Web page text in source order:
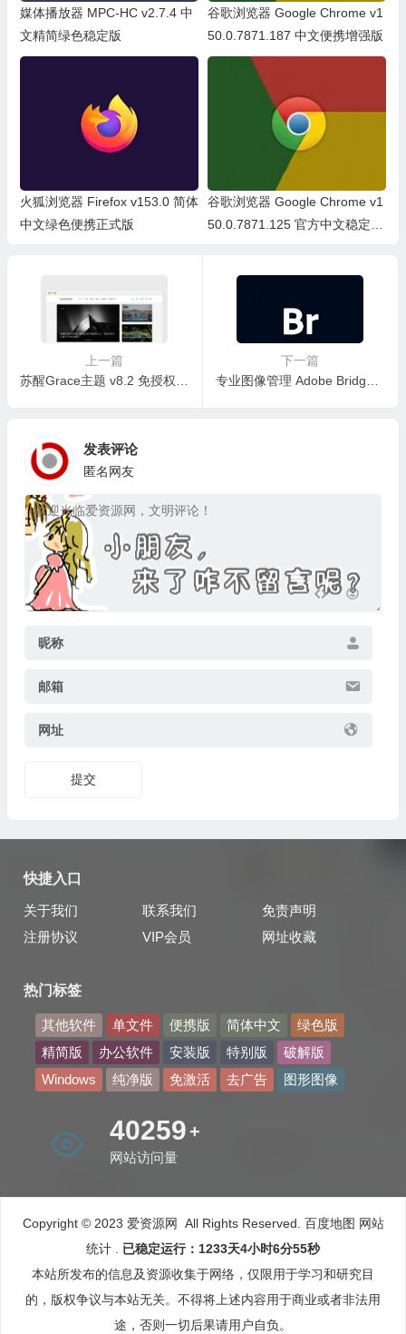
媒体播放器 MPC-HC v2.7.4 中
文精简绿色稳定版
谷歌浏览器 Google Chrome v1
50.0.7871.187 中文便携增强版
火狐浏览器 Firefox v153.0 简体
中文绿色便携正式版
谷歌浏览器 Google Chrome v1
50.0.7871.125 官方中文稳定
上一篇
下一篇
发表评论
匿名网友
昵称
邮箱
网址
提交
快捷入口
关于我们 联系我们
免责声明
注册协议
VIP会员 网址收藏
热门标签
其他软件 单文件 便携版 简体中文
绿色版
精简版
办公软件 安装版 特别版
破解版
Windows
纯净版 免激活 去广告 图形图像
51468 +
网站访问量
Copyright © 2023 爱资源网 All Rights Reserved. 百度地图 网站
统计
已稳定运行：1233天4小时6分56秒
本站所发布的信息及资源收集于网络，仅限用于学习和研究目
的，版权争议与本站无关。不得将上述内容用于商业或者非法用
途，否则一切后果请用户自负。